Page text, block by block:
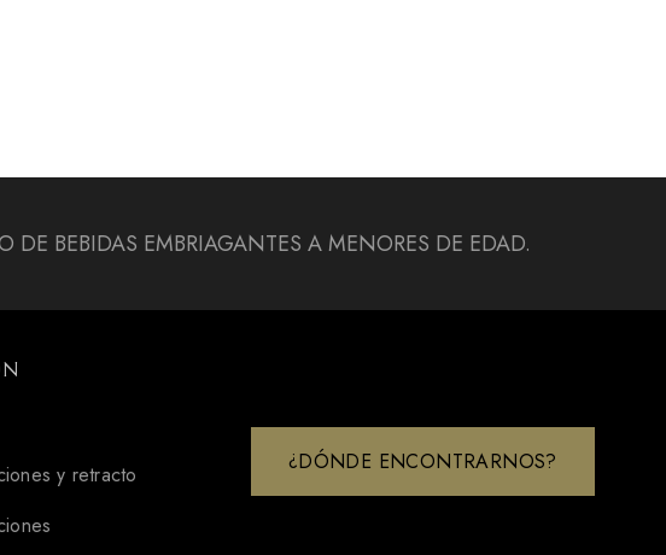
DE BEBIDAS EMBRIAGANTES A MENORES DE EDAD.
y retracto
¿DÓNDE ENCONTRARNOS?